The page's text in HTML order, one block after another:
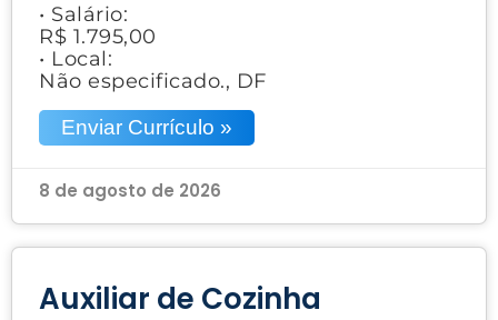
• Salário:
R$ 1.795,00
• Local:
Não especificado., DF
Enviar Currículo »
8 de agosto de 2026
Auxiliar de Cozinha